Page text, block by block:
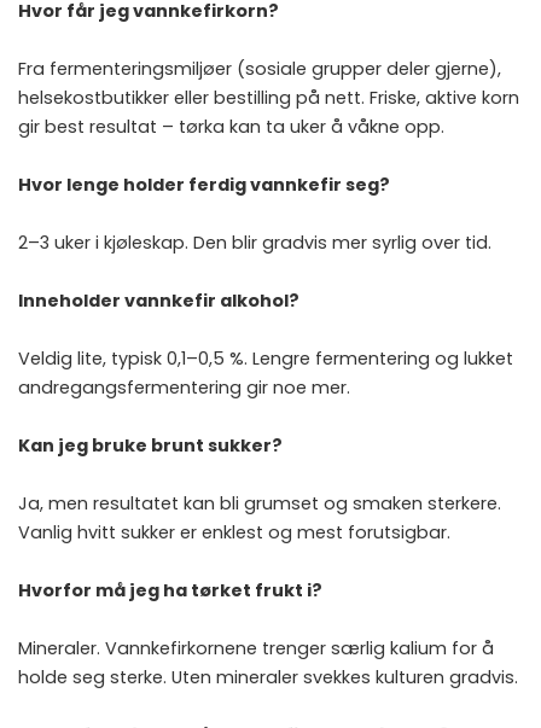
Hvor får jeg vannkefirkorn?
Fra fermenteringsmiljøer (sosiale grupper deler gjerne),
helsekostbutikker eller bestilling på nett. Friske, aktive korn
gir best resultat – tørka kan ta uker å våkne opp.
Hvor lenge holder ferdig vannkefir seg?
2–3 uker i kjøleskap. Den blir gradvis mer syrlig over tid.
Inneholder vannkefir alkohol?
Veldig lite, typisk 0,1–0,5 %. Lengre fermentering og lukket
andregangsfermentering gir noe mer.
Kan jeg bruke brunt sukker?
Ja, men resultatet kan bli grumset og smaken sterkere.
Vanlig hvitt sukker er enklest og mest forutsigbar.
Hvorfor må jeg ha tørket frukt i?
Mineraler. Vannkefirkornene trenger særlig kalium for å
holde seg sterke. Uten mineraler svekkes kulturen gradvis.